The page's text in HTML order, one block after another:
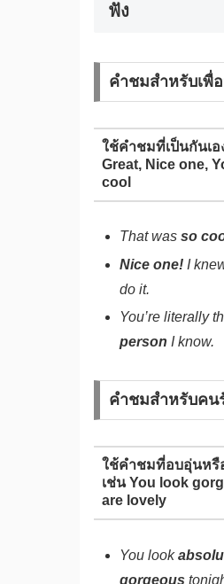
ฟัง
คำชมสำหรับเพื่
ใช้คำชมที่เป็นกันเอ
Great, Nice one,
cool
That was so
Nice one!I
do it.
You’re literally
person I know.
คำชมสำหรับคน
ใช้คำชมที่อบอุ่นหรื
เช่น You look
are lovely
You look
gorgeous